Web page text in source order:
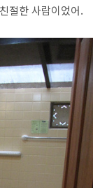
절한 사람이었어.